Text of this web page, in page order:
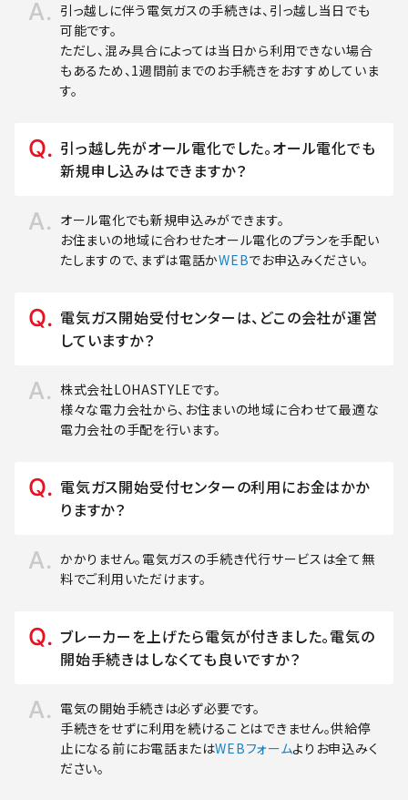
引っ越しに伴う電気ガスの手続きは、引っ越し当日でも
可能です。
ただし、混み具合によっては当日から利用できない場合
もあるため、1週間前までのお手続きをおすすめしていま
す。
引っ越し先がオール電化でした。オール電化でも
新規申し込みはできますか？
オール電化でも新規申込みができます。
お住まいの地域に合わせたオール電化のプランを手配い
たしますので、まずは電話かWEBでお申込みください。
電気ガス開始受付センターは、どこの会社が運営
していますか？
株式会社LOHASTYLEです。
様々な電力会社から、お住まいの地域に合わせて最適な
電力会社の手配を行います。
電気ガス開始受付センターの利用にお金はかか
りますか？
かかりません。電気ガスの手続き代行サービスは全て無
料でご利用いただけます。
ブレーカーを上げたら電気が付きました。電気の
開始手続きはしなくても良いですか？
電気の開始手続きは必ず必要です。
手続きをせずに利用を続けることはできません。供給停
止になる前にお電話またはWEBフォームよりお申込みく
ださい。